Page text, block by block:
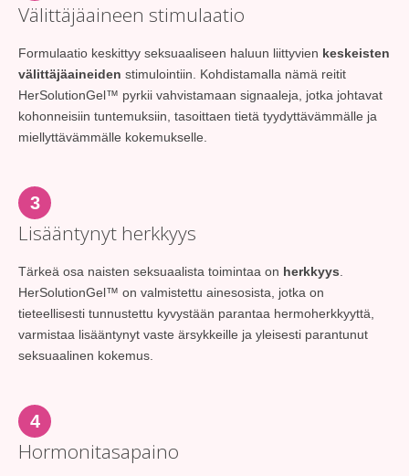
Välittäjäaineen stimulaatio
Formulaatio keskittyy seksuaaliseen haluun liittyvien keskeisten
välittäjäaineiden stimulointiin. Kohdistamalla nämä reitit
HerSolutionGel™ pyrkii vahvistamaan signaaleja, jotka johtavat
kohonneisiin tuntemuksiin, tasoittaen tietä tyydyttävämmälle ja
miellyttävämmälle kokemukselle.
3
Lisääntynyt herkkyys
Tärkeä osa naisten seksuaalista toimintaa on herkkyys
HerSolutionGel™ on valmistettu ainesosista, jotka on
tieteellisesti tunnustettu kyvystään parantaa hermoherkkyyttä,
varmistaa lisääntynyt vaste ärsykkeille ja yleisesti parantunut
seksuaalinen kokemus.
4
Hormonitasapaino